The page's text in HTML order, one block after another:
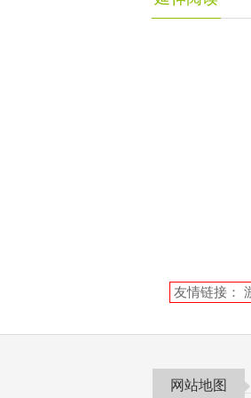
友情链接：
网站地图